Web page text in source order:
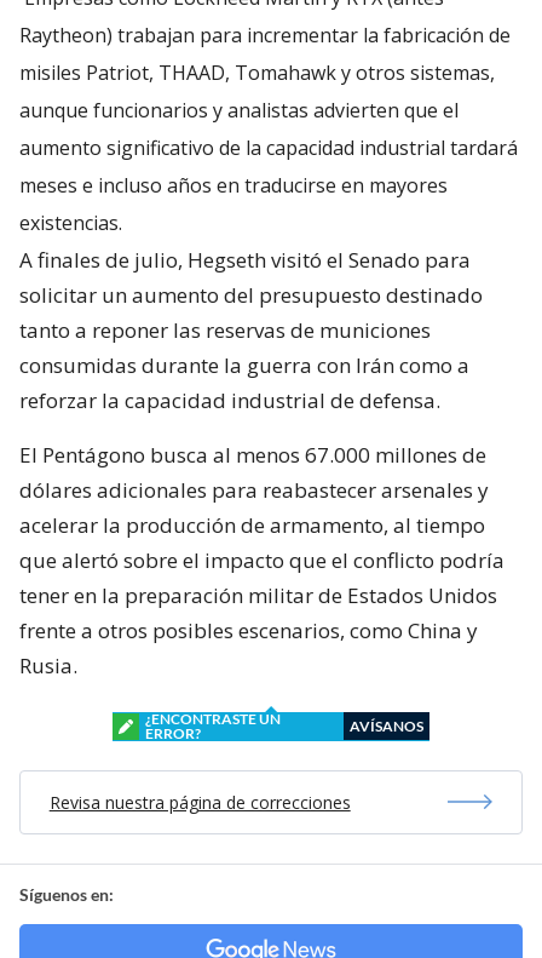
Raytheon) trabajan para incrementar la fabricación de
misiles Patriot, THAAD, Tomahawk y otros sistemas,
aunque funcionarios y analistas advierten que el
aumento significativo de la capacidad industrial tardará
meses e incluso años en traducirse en mayores
existencias.
A finales de julio, Hegseth visitó el Senado para
solicitar un aumento del presupuesto destinado
tanto a reponer las reservas de municiones
consumidas durante la guerra con Irán como a
reforzar la capacidad industrial de defensa.
El Pentágono busca al menos 67.000 millones de
dólares adicionales para reabastecer arsenales y
acelerar la producción de armamento, al tiempo
que alertó sobre el impacto que el conflicto podría
tener en la preparación militar de Estados Unidos
frente a otros posibles escenarios, como China y
Rusia.
¿ENCONTRASTE UN
ERROR?
AVÍSANOS
Revisa nuestra página de correcciones
Síguenos en: